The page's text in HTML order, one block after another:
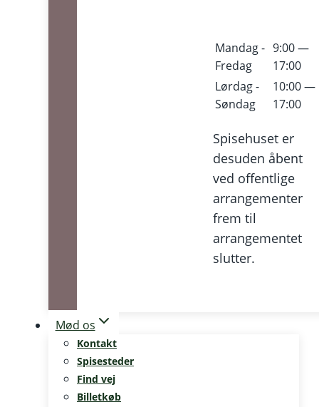
Mandag -
Fredag
9:00 —
17:00
Lørdag -
Søndag
10:00 —
17:00
Spisehuset er
desuden åbent
ved offentlige
arrangementer
frem til
arrangementet
slutter.
Mød os
Kontakt
Spisesteder
Find vej
Billetkøb